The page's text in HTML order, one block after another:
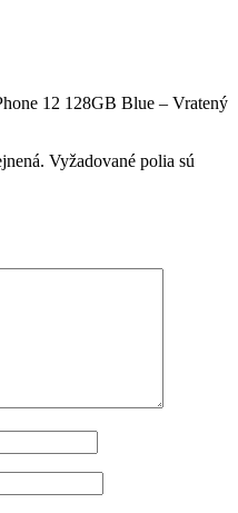
12 128GB Blue – Vratený
Vyžadované polia sú